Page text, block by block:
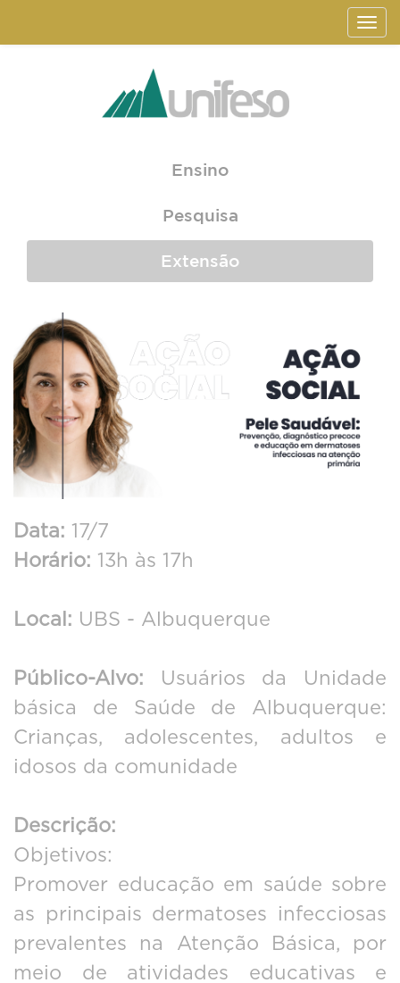
Ensino
Pesquisa
Extensão
Data: 17/7
Horário: 13h às 17h
Local: UBS - Albuquerque
Público-Alvo: Usuários da Unidade
básica de Saúde de Albuquerque:
Crianças, adolescentes, adultos e
idosos da comunidade
Descrição:
Objetivos:
Promover educação em saúde sobre
as principais dermatoses infecciosas
prevalentes na Atenção Básica, por
meio de atividades educativas e